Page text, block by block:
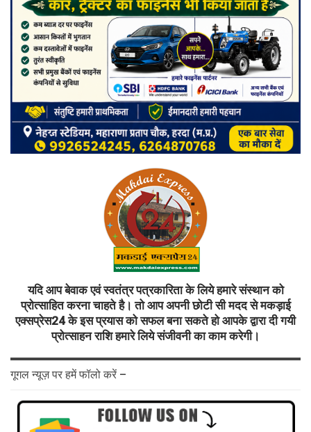
यदि आप बेवाक एवं स्वतंत्र पत्रकारिता के लिये हमारे संस्थान को
प्रोत्साहित करना चाहते है। तो आप अपनी छोटी सी मदद से मकड़ाई
एक्सप्रेस24 के इस प्रयास को सफल बना सकते हो आपके द्वारा दी गयी
प्रोत्साहन राशि हमारे लिये संजीवनी का काम करेगी।
गूगल न्यूज़ पर हमें फॉलो करें –